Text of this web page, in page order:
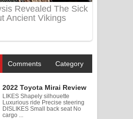
Comments Category
2022 Toyota Mirai Review
LIKES Shapely silhouette
Luxurious ride Precise steering
DISLIKES Small back seat No
cargo ...